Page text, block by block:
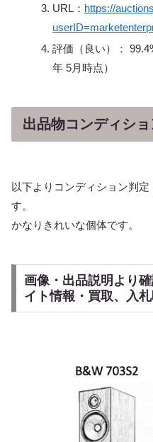
URL： https://
評価（良い）：
年 5月時点）
出品物コンディシ
以下よりコンディション判
す。
かなりきれいな個体です。
画像・出品説明より
イト情報・買取、入